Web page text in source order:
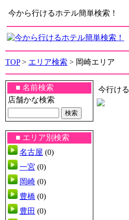
今から行けるホテル簡単検索！
TOP> エリア検索 > 岡崎エリア
■ 名前検索
店舗かな検索
■ エリア別検索
名古屋 (0)
一宮 (0)
岡崎 (0)
豊橋 (0)
豊田 (0)
今行ける